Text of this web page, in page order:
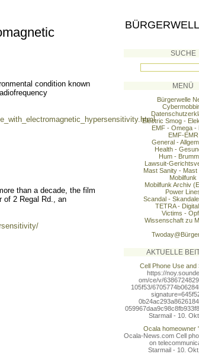
condition known
than a decade, the film
of 2 Regal Rd., an
SUCHE
MENÜ
Bürgerwelle
Electric Smog -
EMF - Omega -
EMF-EMR
General -
Health -
Hum -
Lawsuit-
Mast Sanity - Mast
Mobilfunk
Mobilfunk Archiv
Power
Scandal -
TETRA -
Victims -
Wissenschaft zu
AKTUELLE
Cell Phone Use and
https://
om/ce/v/
105f53/
Starmail - 10.
Ocala homeowner
Ocala-News.com Cell
on
Starmail - 10.